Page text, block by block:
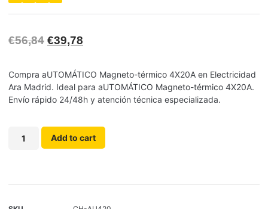
€56,84 €39,78
Compra aUTOMÁTICO Magneto-térmico 4X20A en Electricidad
Ara Madrid. Ideal para aUTOMÁTICO Magneto-térmico 4X20A.
Envío rápido 24/48h y atención técnica especializada.
Add to cart